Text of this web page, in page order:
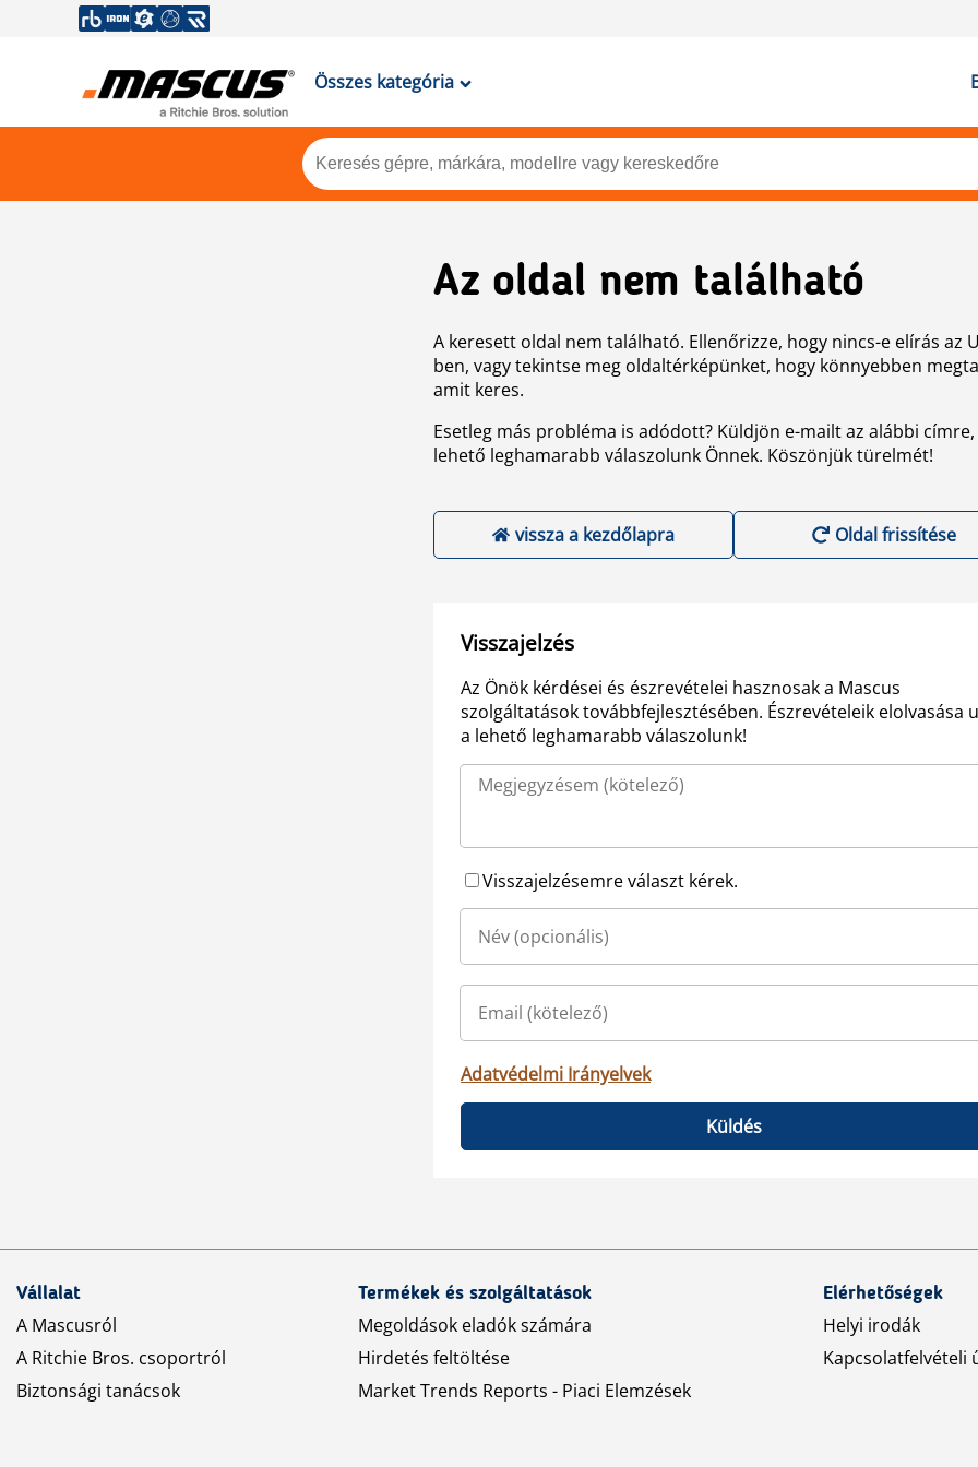
Összes kategória
Az oldal nem található
A keresett oldal nem található. Ellenőrizze, hogy nincs-e elírás az
ben, vagy tekintse meg oldaltérképünket, hogy könnyebben
amit keres.
Esetleg más probléma is adódott? Küldjön e-mailt az alábbi címre,
lehető leghamarabb válaszolunk Önnek. Köszönjük türelmét!
vissza a kezdőlapra Oldal frissítése
Visszajelzés
Az Önök kérdései és észrevételei hasznosak a Mascus
szolgáltatások továbbfejlesztésében. Észrevételeik elolvasása
a lehető leghamarabb válaszolunk!
Visszajelzésemre választ kérek.
Adatvédelmi Irányelvek
Küldés
Vállalat
A Mascusról
A Ritchie Bros. csoportról
Biztonsági tanácsok
Termékek és szolgáltatások
Megoldások eladók számára
Hirdetés feltöltése
Market Trends Reports - Piaci Elemzések
Elérhetőségek
Helyi irodák
Kapcsolatfelvételi